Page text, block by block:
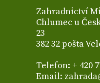
Zahradnictví
Chlumec u
23
382 32 pošta
Telefon: + 420
Email: